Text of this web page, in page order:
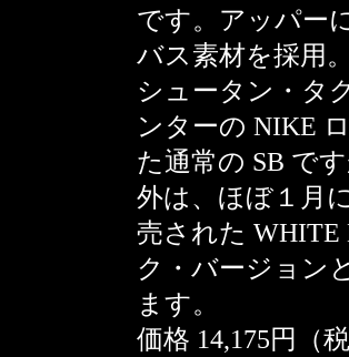
です。アッパー
バス素材を採用
シュータン・タ
ンターの NIKE
た通常の SB で
外は、ほぼ１月
売された
ク・バージョン
ます。
価格 14,175円（税